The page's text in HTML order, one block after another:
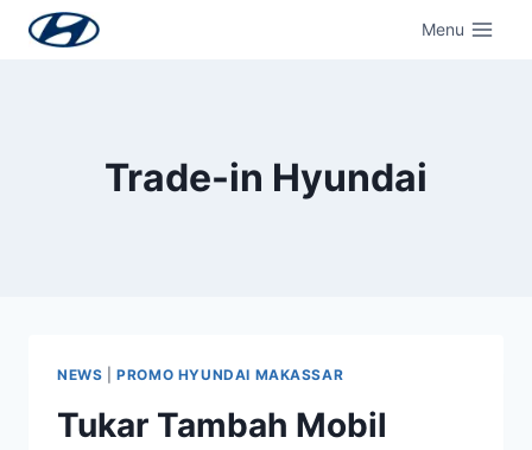
Menu
Trade-in Hyundai
NEWS |PROMO HYUNDAI MAKASSAR
Tukar Tambah Mobil